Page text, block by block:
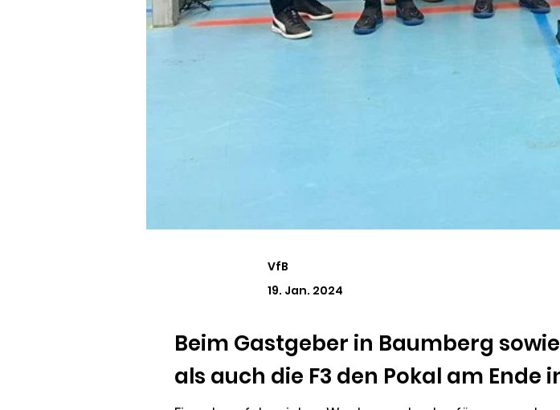
VfB
19. Jan. 2024
Beim Gastgeber in Baumberg
als auch die F3 den Pokal am Ende